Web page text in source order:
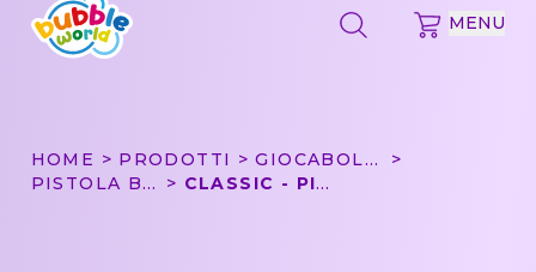
MENU
HOME PRODOTTI
GIOCABOLLE
PISTOLA BOLLE PICCOLA
CLASSIC - PISTOLA BOLLE PICCOLA BUBBLE WORLD IN BLISTER